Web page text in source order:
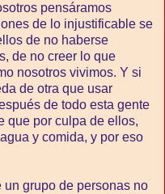
pensáramos
de lo injustificable se
de no haberse
de no creer lo que
nosotros vivimos. Y si
de otra que usar
de todo esta gente
que por culpa de ellos,
y comida, y por eso
un grupo de personas no